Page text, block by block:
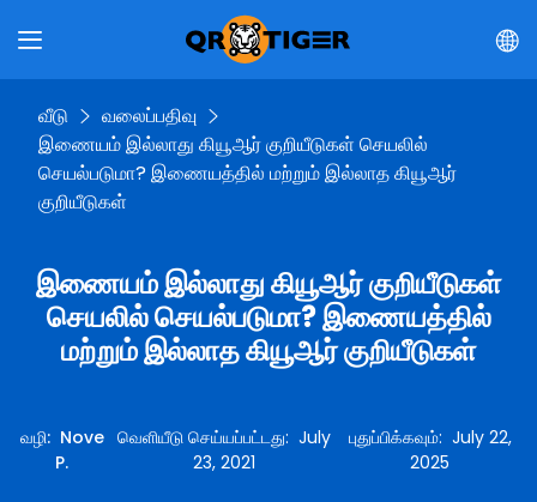
வீடு
வலைப்பதிவு
இணையம் இல்லாது கியூஆர் குறியீடுகள் செயலில்
செயல்படுமா? இணையத்தில் மற்றும் இல்லாத கியூஆர்
குறியீடுகள்
இணையம் இல்லாது கியூஆர் குறியீடுகள்
செயலில் செயல்படுமா? இணையத்தில்
மற்றும் இல்லாத கியூஆர் குறியீடுகள்
வழி: Nove
P.
வெளியீடு செய்யப்பட்டது: July
23, 2021
புதுப்பிக்கவும்: July 22,
2025